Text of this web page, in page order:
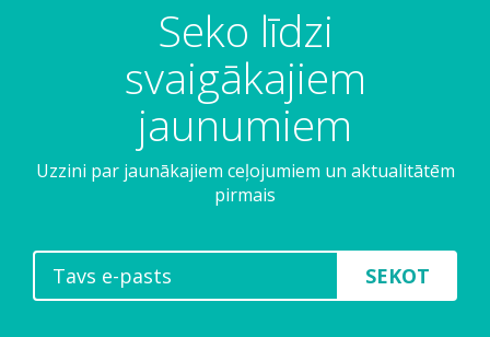
Seko līdzi
svaigākajiem
jaunumiem
Uzzini par jaunākajiem ceļojumiem un aktualitātēm
pirmais
SEKOT